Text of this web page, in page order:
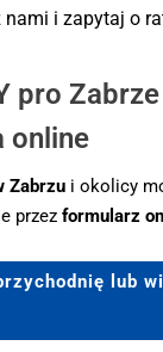
i zapytaj o
pro
online
Zabrzu i okolicy
przez formularz
lub